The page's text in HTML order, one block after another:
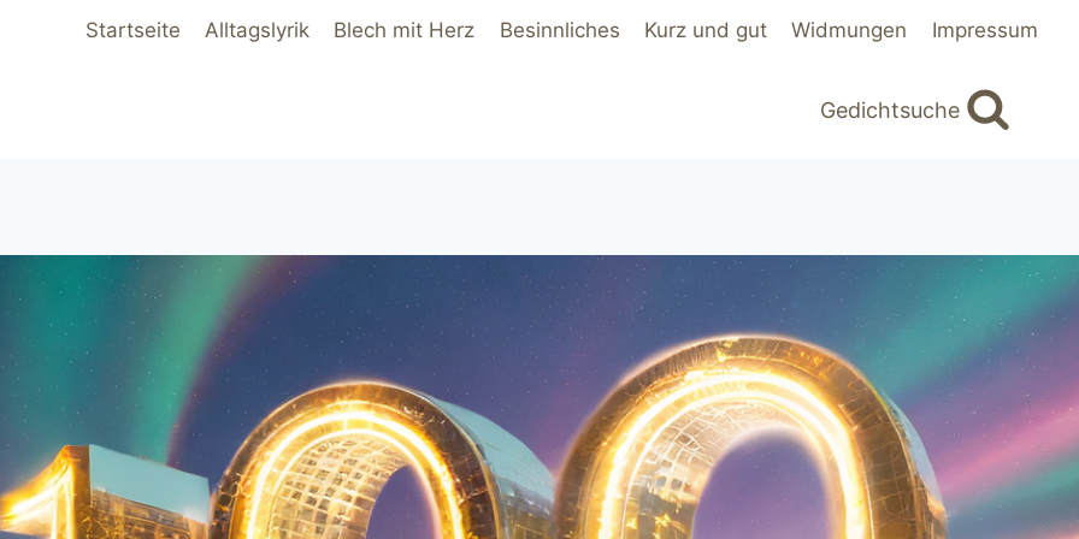
Startseite Alltagslyrik Blech mit Herz Besinnliches Kurz und gut Widmungen Impressum
Gedichtsuche